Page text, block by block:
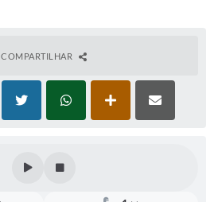
COMPARTILHAR